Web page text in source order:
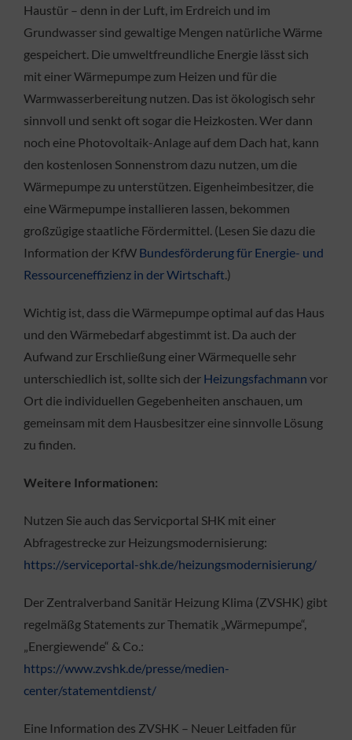
Haustür – denn in der Luft, im Erdreich und im
Grundwasser sind gewaltige Mengen natürliche Wärme
gespeichert. Die umweltfreundliche Energie lässt sich
mit einer Wärmepumpe zum Heizen und für die
Warmwasserbereitung nutzen. Das ist ökologisch sehr
sinnvoll und senkt oft sogar die Heizkosten. Wer dann
noch eine Photovoltaik-Anlage auf dem Dach hat, kann
den kostenlosen Sonnenstrom dazu nutzen, um die
Wärmepumpe zu unterstützen. Eigenheimbesitzer, die
eine Wärmepumpe installieren lassen, bekommen
großzügige staatliche Fördermittel. (Lesen Sie dazu die
Information der KfW Bundesförderung für Energie- und
Ressourceneffizienz in der Wirtschaft.)
Wichtig ist, dass die Wärmepumpe optimal auf das Haus
und den Wärmebedarf abgestimmt ist. Da auch der
Aufwand zur Erschließung einer Wärmequelle sehr
unterschiedlich ist, sollte sich der Heizungsfachmann vor
Ort die individuellen Gegebenheiten anschauen, um
gemeinsam mit dem Hausbesitzer eine sinnvolle Lösung
zu finden.
Weitere Informationen:
Nutzen Sie auch das Servicportal SHK mit einer
Abfragestrecke zur Heizungsmodernisierung:
https://serviceportal-shk.de/heizungsmodernisierung/
Der Zentralverband Sanitär Heizung Klima (ZVSHK) gibt
regelmäßg Statements zur Thematik „Wärmepumpe“,
„Energiewende“ & Co.:
https://www.zvshk.de/presse/medien-
center/statementdienst/
Eine Information des ZVSHK – Neuer Leitfaden für